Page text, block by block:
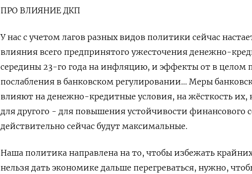
ПРО ВЛИЯНИЕ ДКП
У нас с учетом лагов разных видов политики сейчас
влияния всего предпринятого ужесточения денежно-
середины 23-го года на инфляцию, и эффекты от в целом
послабления в банковском регулировании... Меры
влияют на денежно-кредитные условия, на жёсткость их,
для другого - для повышения устойчивости финансового
действительно сейчас будут максимальные.
Наша политика направлена на то, чтобы избежать
нельзя дать экономике дальше перегреваться, нужно,